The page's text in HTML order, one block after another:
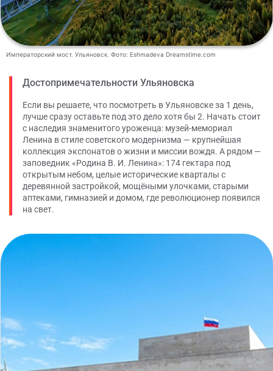
Императорский мост. Ульяновск. Фото: Eshmadeva Dreamstime.com
Достопримечательности Ульяновска
Если вы решаете, что посмотреть в Ульяновске за 1 день,
лучше сразу оставьте под это дело хотя бы 2. Начать стоит
с наследия знаменитого уроженца: музей-мемориал
Ленина в стиле советского модернизма — крупнейшая
коллекция экспонатов о жизни и миссии вождя. А рядом —
заповедник «Родина В. И. Ленина»: 174 гектара под
открытым небом, целые исторические кварталы с
деревянной застройкой, мощёными улочками, старыми
аптеками, гимназией и домом, где революционер появился
на свет.